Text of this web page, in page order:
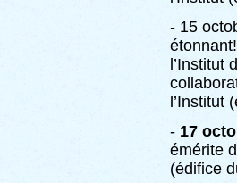
- 15
l’Institut
l’Institut
- 17
émérite
(édifice